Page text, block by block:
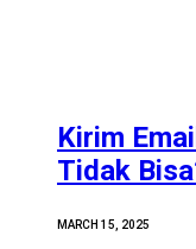
Kirim
Tidak
MARCH 15, 2025